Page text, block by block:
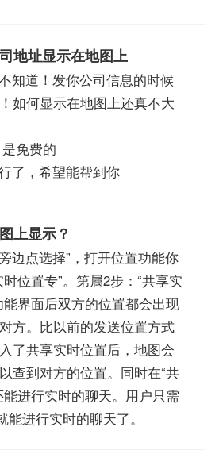
地址显示在地图上
知道！发你公司信息的时候
如何显示在地图上还真不大
免费的
了，希望能帮到你
上显示？
边点选择”，打开位置功能你
位置专”。第属2步：“共享实
界面后双方的位置都会出现
方。比以前的发送位置方式
了共享实时位置后，地图会
查到对方的位置。同时在“共
进行实时的聊天。用户只需
能进行实时的聊天了。